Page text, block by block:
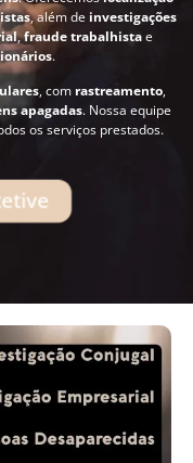
, além de investigações
,fraude trabalhistae
.
, com rastreamento,
apagadas. Nossa equipe
os serviços prestados.